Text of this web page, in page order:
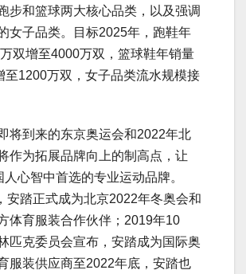
步和篮球两大核心品类，以及强调
女子品类。目标2025年，跑鞋年
双增至4000万双，篮球鞋年销量
至1200万双，女子品类流水规模接
将到来的东京奥运会和2022年北
作为拓展品牌向上的制高点，让
人心智中首选的专业运动品牌。
安踏正式成为北京2022年冬奥会和
体育服装合作伙伴；2019年10
匹克委员会宣布，安踏成为国际奥
服装供应商至2022年底，安踏也